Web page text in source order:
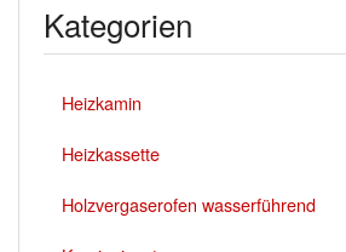
Kategorien
Heizkamin
Heizkassette
Holzvergaserofen wasserführend